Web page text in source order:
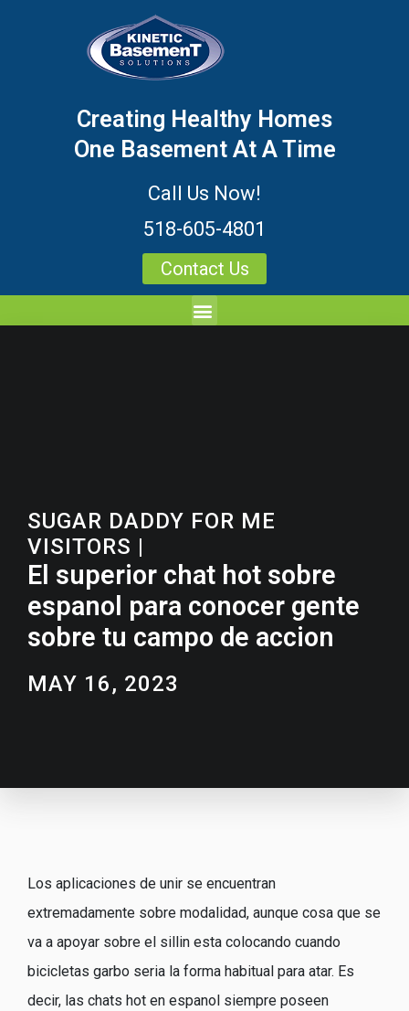
Creating Healthy Homes
One Basement At A Time
Call Us Now!
518-605-4801
Contact Us
SUGAR DADDY FOR ME
VISITORS |
El superior chat hot sobre
espanol para conocer gente
sobre tu campo de accion
MAY 16, 2023
Los aplicaciones de unir se encuentran
extremadamente sobre modalidad, aunque cosa que se
va a apoyar sobre el silli­n esta colocando cuando
bicicletas garbo seri­a la forma habitual para atar. Es
decir, las chats hot en espanol siempre poseen